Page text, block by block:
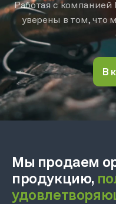
Работая с
уверены в том, что
В
Мы продаем
продукцию,